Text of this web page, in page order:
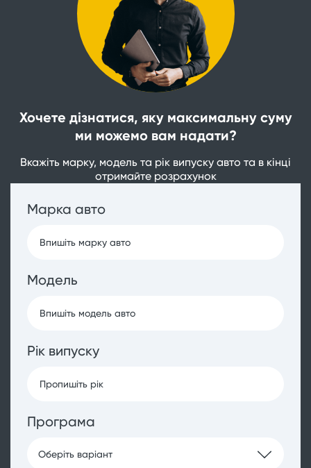
Хочете дізнатися, яку максимальну суму
ми можемо вам надати?
Вкажіть марку, модель та рік випуску авто та в кінці
отримайте розрахунок
Марка авто
Модель
Рік випуску
Програма
Оберіть варіант